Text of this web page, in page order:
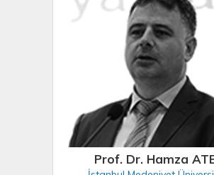
Prof. Dr. Hamza